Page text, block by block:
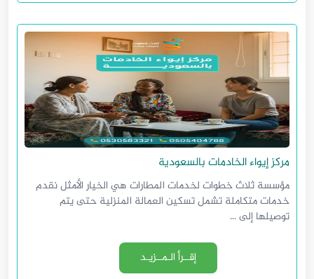
مركز إيواء الخادمات بالسعودية
مؤسسة ثلاث خطوات لخدمات المطارات هي الخيار الأمثل نقدم
خدمات متكاملة تشمل تسكين العمالة المنزلية حتى يتم
توصيلها إلى ...
إقــرأ الـمــزيـد